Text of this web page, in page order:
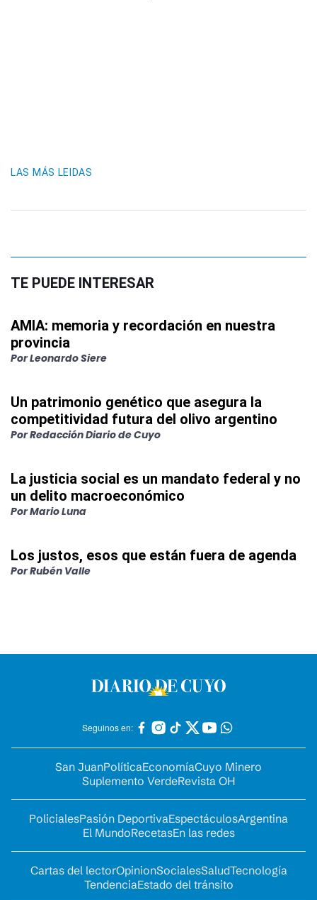
LAS MÁS LEIDAS
TE PUEDE INTERESAR
AMIA: memoria y recordación en nuestra
provincia
PorLeonardo Siere
Un patrimonio genético que asegura la
competitividad futura del olivo argentino
PorRedacción Diario de Cuyo
La justicia social es un mandato federal y no
un delito macroeconómico
PorMario Luna
Los justos, esos que están fuera de agenda
PorRubén Valle
Seguinos en:
San JuanPolíticaEconomíaCuyo Minero
Suplemento VerdeRevista OH
PolicialesPasión DeportivaEspectáculosArgentina
El MundoRecetasEn las redes
Cartas del lectorOpinionSocialesSaludTecnología
TendenciaEstado del tránsito